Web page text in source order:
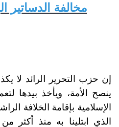
مخالفة الدساتير
إن حزب التحرير الرائد لا
ينصح الأمة، ويأخذ بيدها
الإسلامية بإقامة الخلافة
الذي ابتلينا به منذ أكثر